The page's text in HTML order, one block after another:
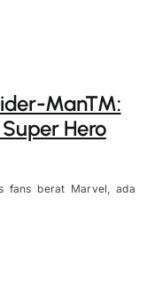
Man™:
Hero
fans berat Marvel, ada